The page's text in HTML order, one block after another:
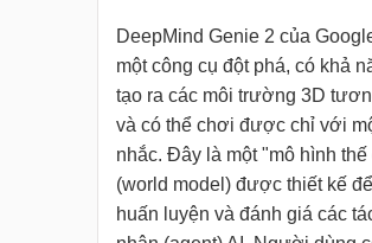
DeepMind Genie 2 của
một công cụ đột phá, có khả
tạo ra các môi trường 3D
và có thể chơi được chỉ với
nhắc. Đây là một "mô hình
(world model) được thiết kế để
huấn luyện và đánh giá các